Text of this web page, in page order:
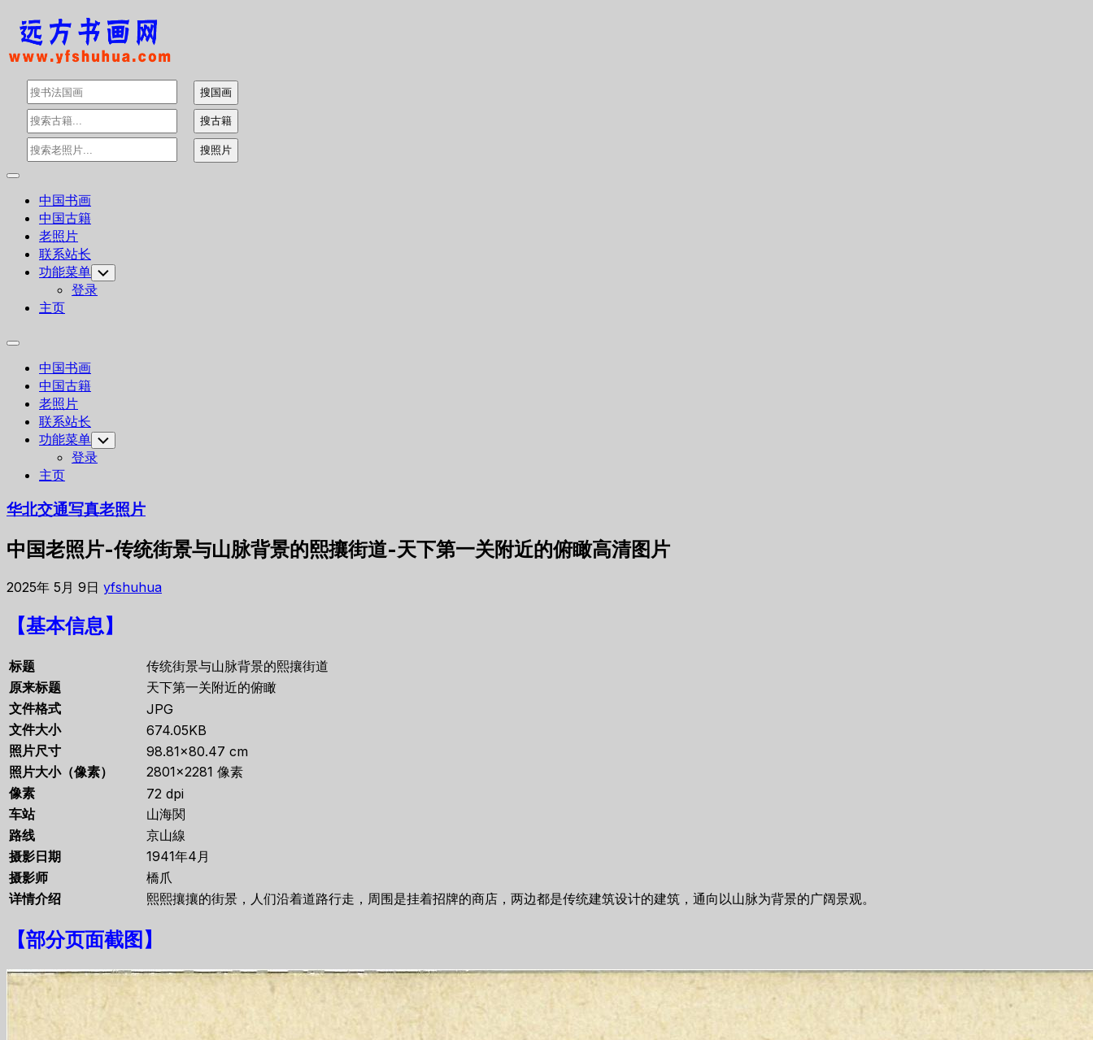
Skip
content
Expand
中国书画
中国古籍
老照片
联系站长
功能菜单 Toggle
Child
Menu
登录
主页
Expand
中国书画
中国古籍
老照片
联系站长
功能菜单 Toggle
Child
Menu
登录
主页
华北交通写真老照片
中国老照片-传统街景与山脉背景的熙攘街道-天下第一关附近的俯瞰高清图片
2025年 5月 9日 yfshuhua
【基本信息】
标题
传统街景与山脉背景的熙攘街道
原来标题
天下第一关附近的俯瞰
文件格式
JPG
文件大小
674.05KB
照片尺寸
98.81×80.47 cm
照片大小（像素）
2801×2281 像素
像素
72 dpi
车站
山海関
路线
京山線
摄影日期
1941年4月
摄影师
橋爪
详情介绍
熙熙攘攘的街景，人们沿着道路行走，周围是挂着招牌的商店，两边都是传统建筑设计的建筑，通向以山脉为背景的广阔景观。
【部分页面截图 】